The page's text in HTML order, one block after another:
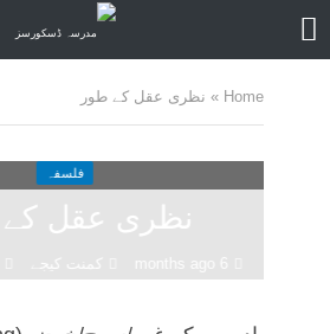
Home
» نظری عقل کے طور
فلسفہ
نظری عقل کے
6 months ago کمنت کیجے